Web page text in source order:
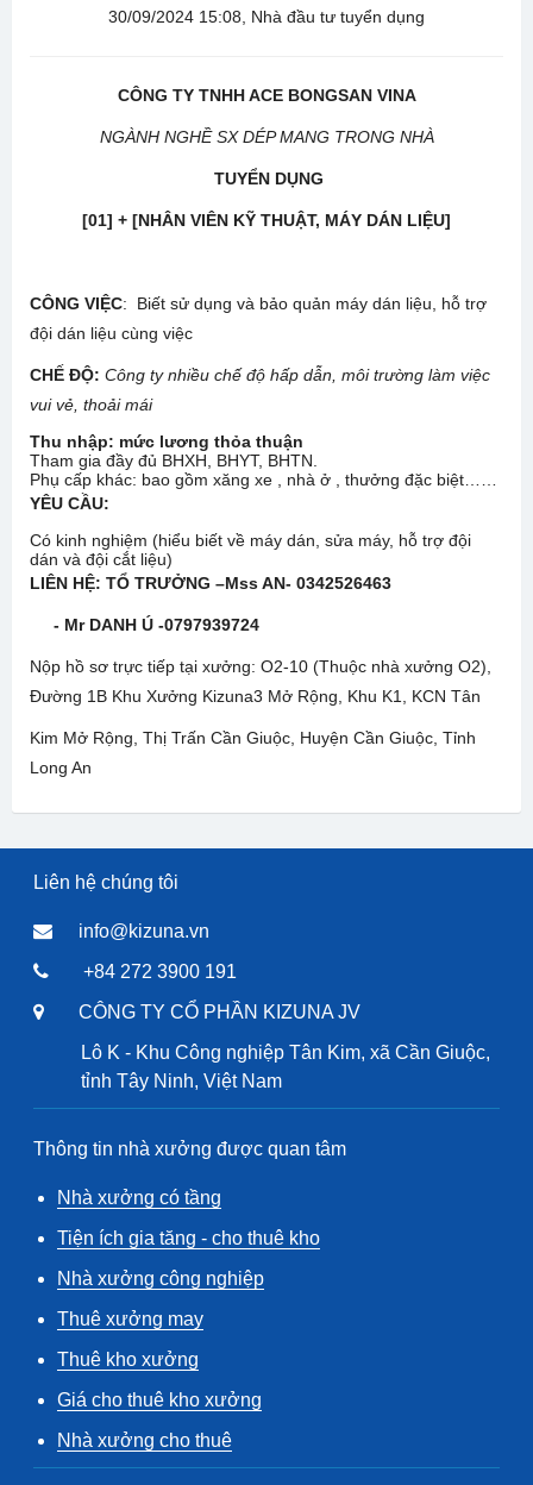
30/09/2024 15:08, Nhà đầu tư tuyển dụng
CÔNG TY TNHH ACE BONGSAN VINA
NGÀNH NGHỀ SX DÉP MANG TRONG NHÀ
TUYỂN DỤNG
[01] + [NHÂN VIÊN KỸ THUẬT, MÁY DÁN LIỆU]
CÔNG VIỆC: Biết sử dụng và bảo quản máy dán liệu, hỗ trợ
đội dán liệu cùng việc
CHẾ ĐỘ: Công ty nhiều chế độ hấp dẫn, môi trường làm việc
vui vẻ, thoải mái
Thu nhập: mức lương thỏa thuận
Tham gia đầy đủ BHXH, BHYT, BHTN.
Phụ cấp khác: bao gồm xăng xe , nhà ở , thưởng đặc biệt……
YÊU CẦU:
Có kinh nghiệm (hiểu biết về máy dán, sửa máy, hỗ trợ đội
dán và đội cắt liệu)
LIÊN HỆ: TỔ TRƯỞNG –Mss AN- 0342526463
- Mr DANH Ú -0797939724
Nộp hồ sơ trực tiếp tại xưởng: O2-10 (Thuộc nhà xưởng O2),
Đường 1B Khu Xưởng Kizuna3 Mở Rộng, Khu K1, KCN Tân
Kim Mở Rộng, Thị Trấn Cần Giuộc, Huyện Cần Giuộc, Tỉnh
Long An
Liên hệ chúng tôi
info@kizuna.vn
+84 272 3900 191
CÔNG TY CỔ PHẦN KIZUNA JV
Lô K - Khu Công nghiệp Tân Kim, xã Cần Giuộc,
tỉnh Tây Ninh, Việt Nam
Thông tin nhà xưởng được quan tâm
Nhà xưởng có tầng
Tiện ích gia tăng - cho thuê kho
Nhà xưởng công nghiệp
Thuê xưởng may
Thuê kho xưởng
Giá cho thuê kho xưởng
Nhà xưởng cho thuê